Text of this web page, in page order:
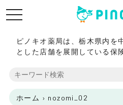
toggle
ピノキオ薬局は、栃木県内を
とした店舗を展開している保
ホーム › nozomi_02